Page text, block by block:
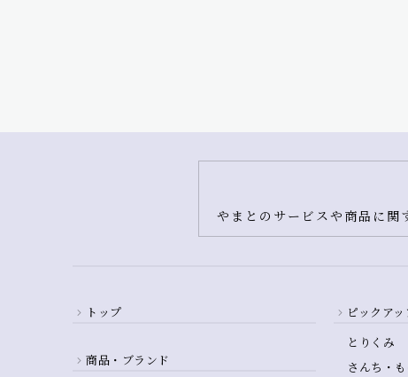
やまとのサービスや商品に関
トップ
商品・ブランド
ピックア
とりくみ
さんち・